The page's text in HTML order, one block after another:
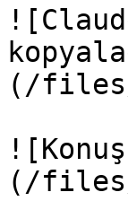
(/files/
(/files/